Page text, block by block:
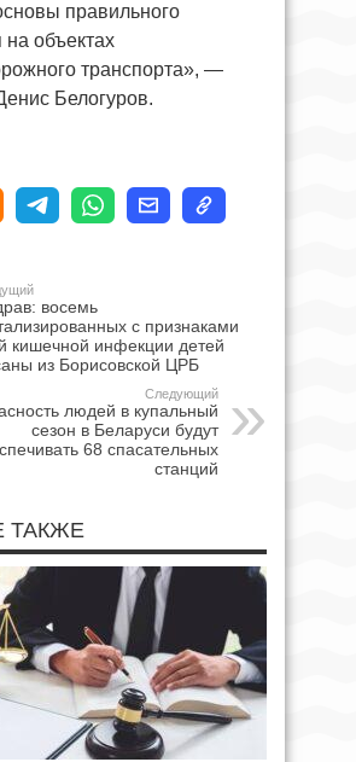
правильного
объектах
транспорта», —
Белогуров.
восемь
с признаками
кишечной инфекции детей
из Борисовской ЦРБ
Следующий
людей в купальный
сезон в Беларуси будут
68 спасательных
станций
ТАКЖЕ